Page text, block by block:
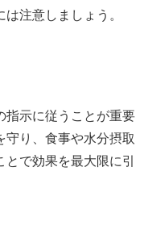
注意しましょう。
指示に従うことが重要
守り、食事や水分摂取
で効果を最大限に引